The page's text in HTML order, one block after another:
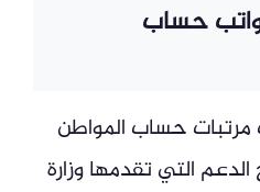
حساب
حساب المواطن
التي تقدمها وزارة